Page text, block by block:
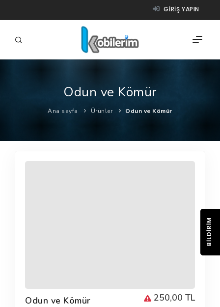
GIRIŞ YAPIN
FIRMALAR
ÜRÜNLER
NASIL ÇALIŞIR?
YARDIM
Odun ve Kömür
Ana sayfa Ürünler Odun ve Kömür
250,00 TL
Odun ve Kömür
BILDIRIM